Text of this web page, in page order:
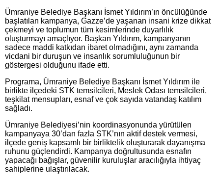
Ümraniye Belediye Başkanı İsmet Yıldırım’ın öncülüğünde
başlatılan kampanya, Gazze’de yaşanan insani krize dikkat
çekmeyi ve toplumun tüm kesimlerinde duyarlılık
oluşturmayı amaçlıyor. Başkan Yıldırım, kampanyanın
sadece maddi katkıdan ibaret olmadığını, aynı zamanda
vicdani bir duruşun ve insanlık sorumluluğunun bir
göstergesi olduğunu ifade etti.
Programa, Ümraniye Belediye Başkanı İsmet Yıldırım ile
birlikte ilçedeki STK temsilcileri, Meslek Odası temsilcileri,
teşkilat mensupları, esnaf ve çok sayıda vatandaş katılım
sağladı.
Ümraniye Belediyesi’nin koordinasyonunda yürütülen
kampanyaya 30’dan fazla STK’nın aktif destek vermesi,
ilçede geniş kapsamlı bir birliktelik oluşturarak dayanışma
ruhunu güçlendirdi. Kampanya doğrultusunda esnafın
yapacağı bağışlar, güvenilir kuruluşlar aracılığıyla ihtiyaç
sahiplerine ulaştırılacak.